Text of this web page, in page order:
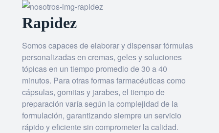
Rapidez
Somos capaces de elaborar y dispensar fórmulas
personalizadas en cremas, geles y soluciones
tópicas en un tiempo promedio de 30 a 40
minutos. Para otras formas farmacéuticas como
cápsulas, gomitas y jarabes, el tiempo de
preparación varía según la complejidad de la
formulación, garantizando siempre un servicio
rápido y eficiente sin comprometer la calidad.